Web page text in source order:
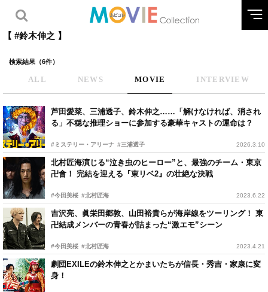
【 #鈴木伸之 】
検索結果（6件）
ALL NEWS MOVIE INTERVIEW
芦田愛菜、三浦透子、鈴木伸之……「解けなければ、消され
る」不穏な推理ショーに参加する豪華キャストの運命は？
#ミステリー・アリーナ #三浦透子 2026.3.10
北村匠海演じる“泣き虫のヒーロー”と、最強のチーム・東京
卍會！ 完結を迎える『東リベ2』の壮絶な決戦
#今田美桜 #北村匠海 2023.6.22
吉沢亮、眞栄田郷敦、山田裕貴らが海岸線をツーリング！ 東
卍結成メンバーの青春が詰まった“激エモ”シーン
#今田美桜 #北村匠海 2023.4.21
劇団EXILEの鈴木伸之とかまいたちが信長・秀吉・家康に変
身！